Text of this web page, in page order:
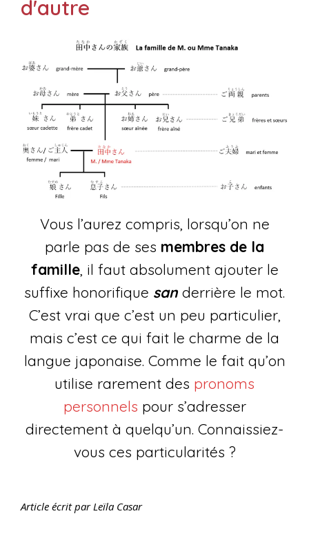
d'autre
Vous l’aurez compris, lorsqu’on ne
parle pas de ses membres de la
famille, il faut absolument ajouter le
suffixe honorifique san derrière le mot.
C’est vrai que c’est un peu particulier,
mais c’est ce qui fait le charme de la
langue japonaise. Comme le fait qu’on
utilise rarement des pronoms
personnels pour s’adresser
directement à quelqu’un. Connaissiez-
vous ces particularités ?
Article écrit par Leïla Casar